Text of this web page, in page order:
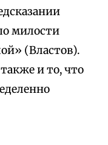
милости
(Властов).
и то, что